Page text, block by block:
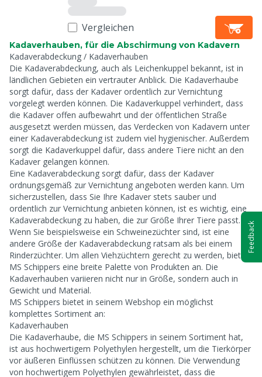
Vergleichen
Kadaverhauben, für die Abschirmung von Kadavern
Kadaverabdeckung / Kadaverhauben
Die Kadaverabdeckung, auch als Leichenkuppel bekannt, ist in
ländlichen Gebieten ein vertrauter Anblick. Die Kadaverhaube
sorgt dafür, dass der Kadaver ordentlich zur Vernichtung
vorgelegt werden können. Die Kadaverkuppel verhindert, dass
die Kadaver offen aufbewahrt und der öffentlichen Straße
ausgesetzt werden müssen, das Verdecken von Kadavern unter
einer Kadaverabdeckung ist zudem viel hygienischer. Außerdem
sorgt die Kadaverkuppel dafür, dass andere Tiere nicht an den
Kadaver gelangen können.
Eine Kadaverabdeckung sorgt dafür, dass der Kadaver
ordnungsgemäß zur Vernichtung angeboten werden kann. Um
sicherzustellen, dass Sie Ihre Kadaver stets sauber und
ordentlich zur Vernichtung anbieten können, ist es wichtig, eine
Kadaverabdeckung zu haben, die zur Größe Ihrer Tiere passt.
Wenn Sie beispielsweise ein Schweinezüchter sind, ist eine
andere Größe der Kadaverabdeckung ratsam als bei einem
Rinderzüchter. Um allen Viehzüchtern gerecht zu werden, bietet
MS Schippers eine breite Palette von Produkten an. Die
Kadaverhauben variieren nicht nur in Größe, sondern auch in
Gewicht und Material.
MS Schippers bietet in seinem Webshop ein möglichst
komplettes Sortiment an:
Kadaverhauben
Die Kadaverhaube, die MS Schippers in seinem Sortiment hat,
ist aus hochwertigem Polyethylen hergestellt, um die Tierkörper
vor äußeren Einflüssen schützen zu können. Die Verwendung
von hochwertigem Polyethylen gewährleistet, dass die
Feedback